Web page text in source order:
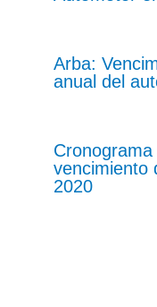
Arba:
anual del
vencimiento
2020